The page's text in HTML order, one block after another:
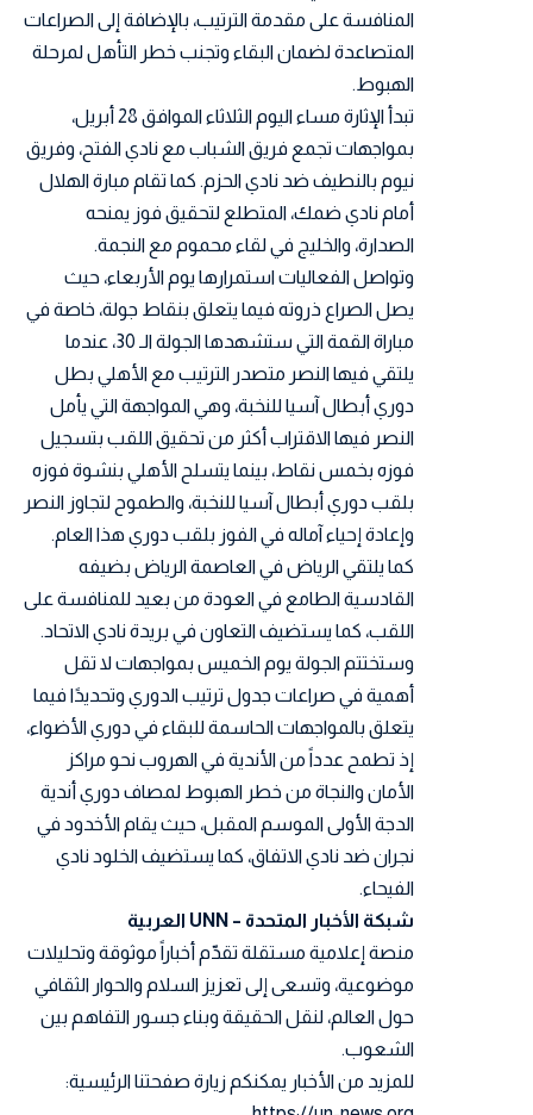
المنافسة على مقدمة الترتيب، بالإضافة إلى الصراعات
المتصاعدة لضمان البقاء وتجنب خطر التأهل لمرحلة
الهبوط.
تبدأ الإثارة مساء اليوم الثلاثاء الموافق 28 أبريل،
بمواجهات تجمع فريق الشباب مع نادي الفتح، وفريق
نيوم بالنطيف ضد نادي الحزم. كما تقام مبارة الهلال
أمام نادي ضمك، المتطلع لتحقيق فوز يمنحه
الصدارة، والخليج في لقاء محموم مع النجمة.
وتواصل الفعاليات استمرارها يوم الأربعاء، حيث
يصل الصراع ذروته فيما يتعلق بنقاط جولة، خاصة في
مباراة القمة التي ستشهدها الجولة الـ 30، عندما
يلتقي فيها النصر متصدر الترتيب مع الأهلي بطل
دوري أبطال آسيا للنخبة، وهي المواجهة التي يأمل
النصر فيها الاقتراب أكثر من تحقيق اللقب بتسجيل
فوزه بخمس نقاط، بينما يتسلح الأهلي بنشوة فوزه
بلقب دوري أبطال آسيا للنخبة، والطموح لتجاوز النصر
وإعادة إحياء آماله في الفوز بلقب دوري هذا العام.
كما يلتقي الرياض في العاصمة الرياض بضيفه
القادسية الطامع في العودة من بعيد للمنافسة على
اللقب، كما يستضيف التعاون في بريدة نادي الاتحاد.
وستختتم الجولة يوم الخميس بمواجهات لا تقل
أهمية في صراعات جدول ترتيب الدوري وتحديدًا فيما
يتعلق بالمواجهات الحاسمة للبقاء في دوري الأضواء،
إذ تطمح عدداً من الأندية في الهروب نحو مراكز
الأمان والنجاة من خطر الهبوط لمصاف دوري أندية
الدجة الأولى الموسم المقبل، حيث يقام الأخدود في
نجران ضد نادي الاتفاق، كما يستضيف الخلود نادي
الفيحاء.
شبكة الأخبار المتحدة – UNN العربية
منصة إعلامية مستقلة تقدّم أخباراً موثوقة وتحليلات
موضوعية، وتسعى إلى تعزيز السلام والحوار الثقافي
حول العالم، لنقل الحقيقة وبناء جسور التفاهم بين
الشعوب.
للمزيد من الأخبار يمكنكم زيارة صفحتنا الرئيسية: